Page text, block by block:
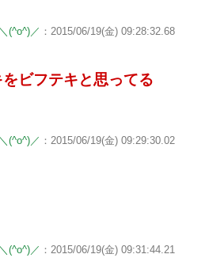
(^o^)／ ：2015/06/19(金) 09:28:32.68
ビフテキと思ってる
(^o^)／ ：2015/06/19(金) 09:29:30.02
(^o^)／ ：2015/06/19(金) 09:31:44.21